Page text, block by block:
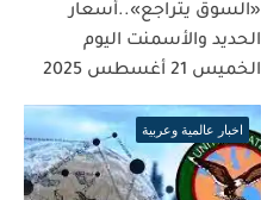
«السوق يتراجع»..أسعار
الحديد والأسمنت اليوم
الخميس 21 أغسطس 2025
اخبار عالمية وعربية